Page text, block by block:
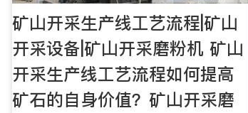
矿山开采生产线工艺流程|矿山
开采设备|矿山开采磨粉机 矿山
开采生产线工艺流程如何提高
矿石的自身价值？矿山开采磨